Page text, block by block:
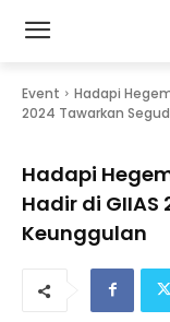
Event
Hadapi
2024 Tawarkan
Hadapi
Hadir di
Keunggulan